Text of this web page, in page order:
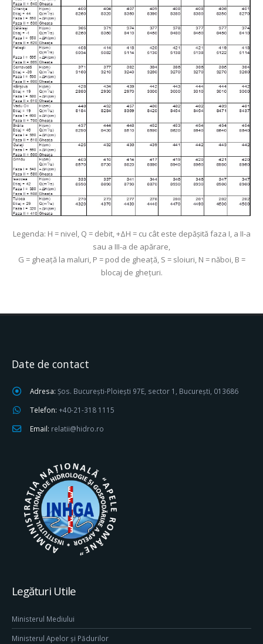
Legenda: H = nivel, Q = debit, +ΔH = cu cât este depăşită faza I, a II-a
sau a III-a de apărare,
G = gheaţă la maluri, P = pod de gheaţă, S = sloiuri, N = năboi, B =
blocaj de gheţuri.
Date de contact
Adresa: Șos. București-Ploiești 97E, sector 1, București, 013686
Telefon: +40-21-318 1115
Email: relatii@hidro.ro
Legături Utile
Ministerul Mediului
Ministerul Apelor și Pădurilor